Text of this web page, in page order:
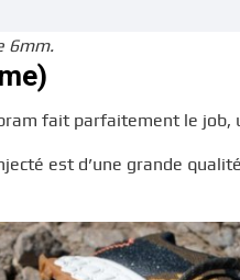
6mm.
fait parfaitement le job,
est d’une grande